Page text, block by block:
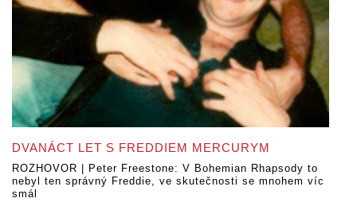
DVANÁCT LET S FREDDIEM MERCURYM
ROZHOVOR | Peter Freestone: V Bohemian Rhapsody to
nebyl ten správný Freddie, ve skutečnosti se mnohem víc
smál